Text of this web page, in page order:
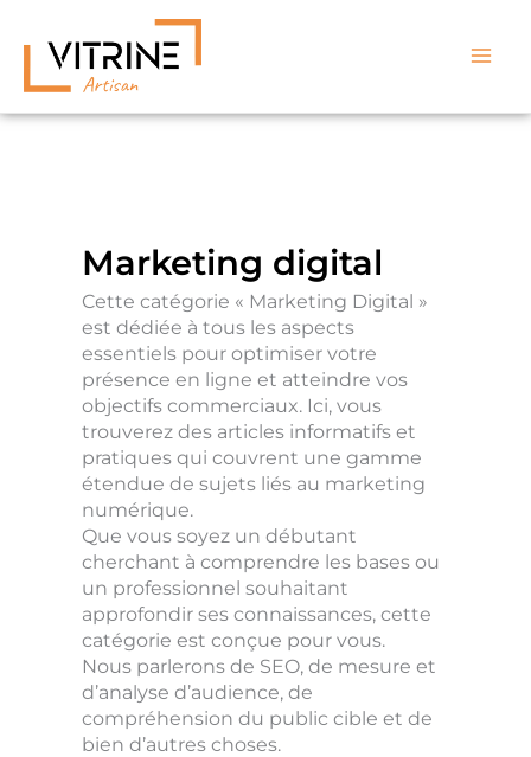
contenu
Marketing digital
Cette catégorie « Marketing Digital »
est dédiée à tous les aspects
essentiels pour optimiser votre
présence en ligne et atteindre vos
objectifs commerciaux. Ici, vous
trouverez des articles informatifs et
pratiques qui couvrent une gamme
étendue de sujets liés au marketing
numérique.
Que vous soyez un débutant
cherchant à comprendre les bases ou
un professionnel souhaitant
approfondir ses connaissances, cette
catégorie est conçue pour vous.
Nous parlerons de SEO, de mesure et
d’analyse d’audience, de
compréhension du public cible et de
bien d’autres choses.